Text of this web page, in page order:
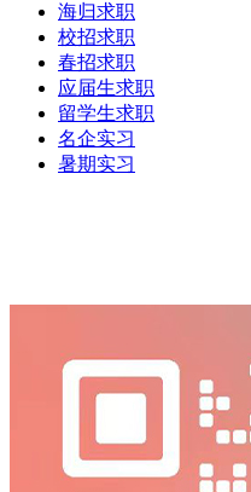
海归求职
校招求职
春招求职
应届生求职
留学生求职
名企实习
暑期实习